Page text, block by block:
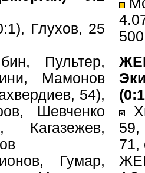
Глухов, 25
Пультер,
Мамонов
54),
Шевченко
Кагазежев,
Гумар,
500
59,
71,